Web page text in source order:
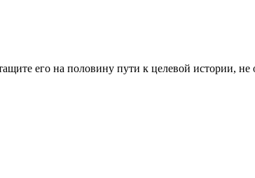
его на половину пути к целевой истории, не